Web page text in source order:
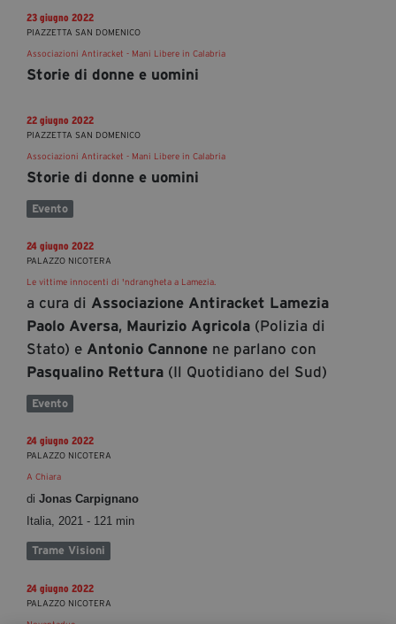
23 giugno 2022
PIAZZETTA SAN DOMENICO
Associazioni Antiracket - Mani Libere in Calabria
Storie di donne e uomini
22 giugno 2022
PIAZZETTA SAN DOMENICO
Associazioni Antiracket - Mani Libere in Calabria
Storie di donne e uomini
Evento
24 giugno 2022
PALAZZO NICOTERA
Le vittime innocenti di 'ndrangheta a Lamezia.
a cura di Associazione Antiracket Lamezia
Paolo Aversa, Maurizio Agricola (Polizia di
Stato) e Antonio Cannone ne parlano con
Pasqualino Rettura (Il Quotidiano del Sud)
Evento
24 giugno 2022
PALAZZO NICOTERA
​​​​​​​A Chiara
di Jonas Carpignano
Italia, 2021 - 121 min
Trame Visioni
24 giugno 2022
PALAZZO NICOTERA